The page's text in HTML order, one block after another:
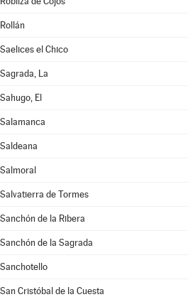
Rollán
Saelices el Chico
Sagrada, La
Sahugo, El
Salamanca
Saldeana
Salmoral
Salvatierra de Tormes
Sanchón de la Ribera
Sanchón de la Sagrada
Sanchotello
San Cristóbal de la Cuesta